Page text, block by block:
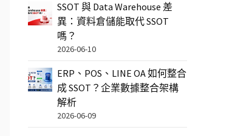
SSOT 與 Data Warehouse 差
異：資料倉儲能取代 SSOT
嗎？
2026-06-10
ERP、POS、LINE OA 如何整合
成 SSOT？企業數據整合架構
解析
2026-06-09